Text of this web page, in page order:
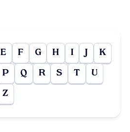
E F G H I J K
P Q R S T U
Z